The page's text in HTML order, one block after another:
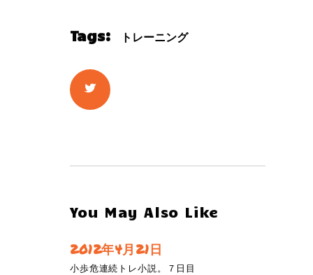
Tags: トレーニング
You May Also Like
2012年4月21日
小歩危連続トレ小説。７日目